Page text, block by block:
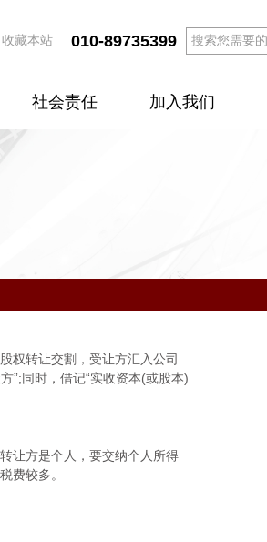
收藏本站 010-89735399
社会责任 加入我们
权转让交割，受让方汇入公司
”;同时，借记“实收资本(或股本)
让方是个人，要交纳个人所得
费较多。